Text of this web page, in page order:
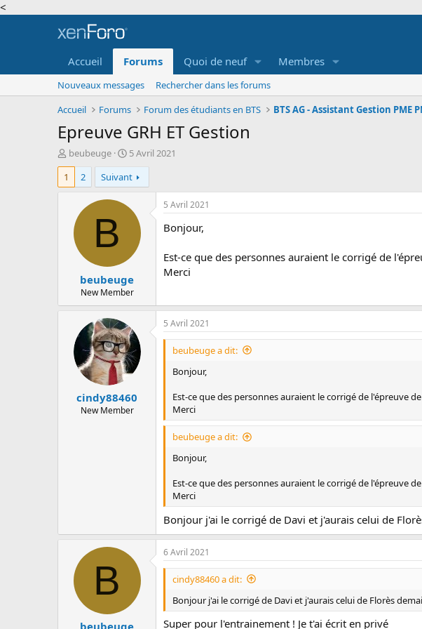
<
Accueil Forums Quoi de neuf Membres
Nouveaux messages
Rechercher dans les forums
Accueil
Forums Forum des étudiants en BTS
Epreuve GRH ET Gestion
A
u
e
s
beubeuge
D
a
t
e
e
b
t
5 Avril 2021
1
2 Suivant
B
beubeuge
New Member
5 Avril 2021
Bonjour,
Est-ce que des personnes auraient le corrigé de
Merci
cindy88460
New Member
5 Avril 2021
beubeuge a dit:
Bonjour,
Est-ce que des personnes auraient le corrigé de l'épreuve de
Merci
beubeuge a dit:
Bonjour,
Est-ce que des personnes auraient le corrigé de l'épreuve de
Merci
Bonjour j'ai le corrigé de Davi et j'aurais celui de
B
beubeuge
6 Avril 2021
cindy88460 a dit:
Bonjour j'ai le corrigé de Davi et j'aurais celui de Florès
Super pour l'entrainement ! Je t'ai écrit en privé